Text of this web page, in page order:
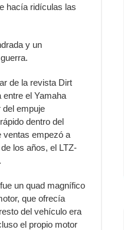
hacía ridículas las
y un
de la revista Dirt
el Yamaha
del empuje
dentro del
ventas empezó a
los años, el LTZ-
un quad magnífico
que ofrecía
del vehículo era
el propio motor